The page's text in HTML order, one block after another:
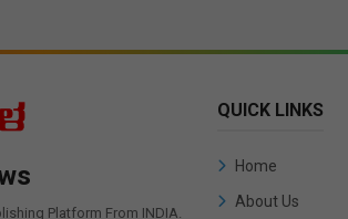
Platform From INDIA.
QUICK LINKS
Home
About Us